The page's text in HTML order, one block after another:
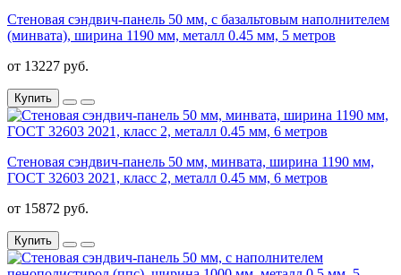
Стеновая сэндвич-панель 50 мм, с базальтовым наполнителем
(минвата), ширина 1190 мм, металл 0.45 мм, 5 метров
от 13227 руб.
Купить
Стеновая сэндвич-панель 50 мм, минвата, ширина 1190 мм,
ГОСТ 32603 2021, класс 2, металл 0.45 мм, 6 метров
от 15872 руб.
Купить